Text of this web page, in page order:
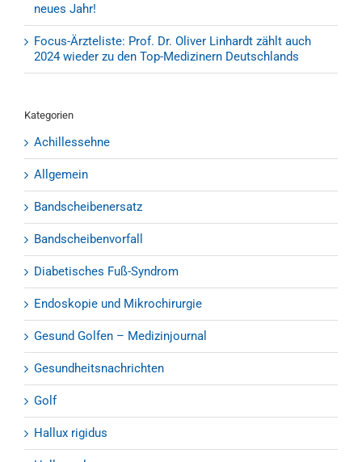
neues Jahr!
Focus-Ärzteliste: Prof. Dr. Oliver Linhardt zählt auch
2024 wieder zu den Top-Medizinern Deutschlands
Kategorien
Achillessehne
Allgemein
Bandscheibenersatz
Bandscheibenvorfall
Diabetisches Fuß-Syndrom
Endoskopie und Mikrochirurgie
Gesund Golfen – Medizinjournal
Gesundheitsnachrichten
Golf
Hallux rigidus